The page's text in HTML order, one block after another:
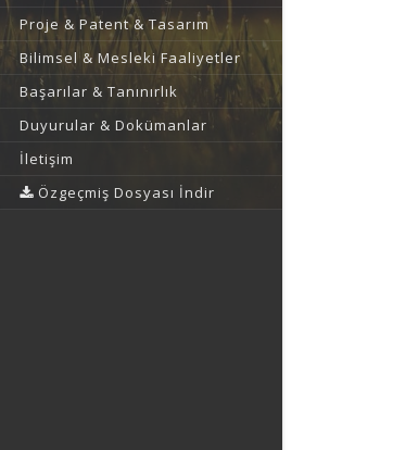
Proje & Patent & Tasarım
Bilimsel & Mesleki Faaliyetler
Başarılar & Tanınırlık
Duyurular & Dokümanlar
İletişim
Özgeçmiş Dosyası İndir